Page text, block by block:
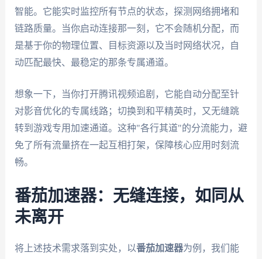
智能。它能实时监控所有节点的状态，探测网络拥堵和
链路质量。当你启动连接那一刻，它不会随机分配，而
是基于你的物理位置、目标资源以及当时网络状况，自
动匹配最快、最稳定的那条专属通道。
想象一下，当你打开腾讯视频追剧，它能自动分配至针
对影音优化的专属线路；切换到和平精英时，又无缝跳
转到游戏专用加速通道。这种"各行其道"的分流能力，避
免了所有流量挤在一起互相打架，保障核心应用时刻流
畅。
番茄加速器：无缝连接，如同从
未离开
将上述技术需求落到实处，以番茄加速器为例，我们能